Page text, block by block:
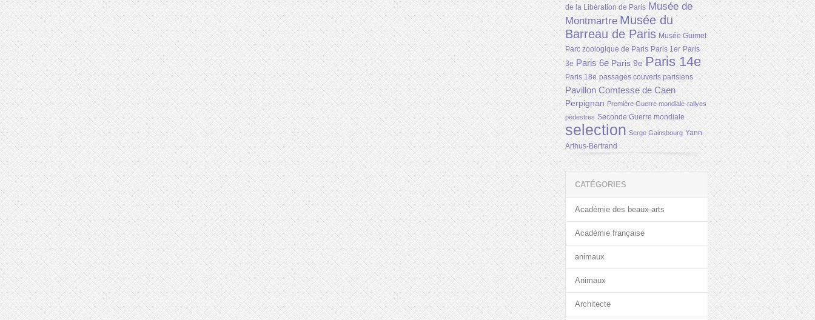
de la Libération de Paris Musée de
Montmartre Musée du
Barreau de Paris Musée Guimet
Parc zoologique de Paris Paris 1er Paris
3e Paris 6e Paris 9e Paris 14e
Paris 18e passages couverts parisiens
Pavillon Comtesse de Caen
Perpignan Première Guerre mondiale rallyes
pédestres Seconde Guerre mondiale
selection Serge Gainsbourg Yann
Arthus-Bertrand
CATÉGORIES
Académie des beaux-arts
Académie française
animaux
Animaux
Architecte